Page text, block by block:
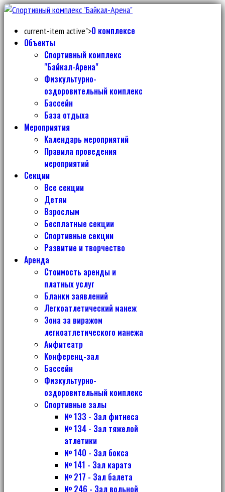
current-item active">О комплексе
Объекты
Спортивный комплекс
"Байкал-Арена"
Физкультурно-
оздоровительный комплекс
Бассейн
База отдыха
Мероприятия
Календарь мероприятий
Правила проведения
мероприятий
Секции
Все секции
Детям
Взрослым
Бесплатные секции
Спортивные секции
Развитие и творчество
Аренда
Стоимость аренды и
платных услуг
Бланки заявлений
Легкоатлетический манеж
Зона за виражом
легкоатлетического манежа
Амфитеатр
Конференц-зал
Бассейн
Физкультурно-
оздоровительный комплекс
Спортивные залы
№ 133 - Зал фитнеса
№ 134 - Зал тяжелой
атлетики
№ 140 - Зал бокса
№ 141 - Зал каратэ
№ 217 - Зал балета
№ 246 - Зал вольной